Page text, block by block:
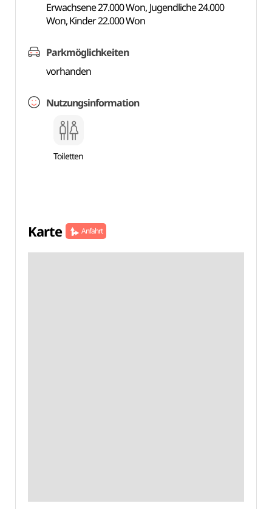
Erwachsene 27.000 Won, Jugendliche 24.000
Won, Kinder 22.000 Won
Parkmöglichkeiten
vorhanden
Nutzungsinformation
Toiletten
Karte Anfahrt